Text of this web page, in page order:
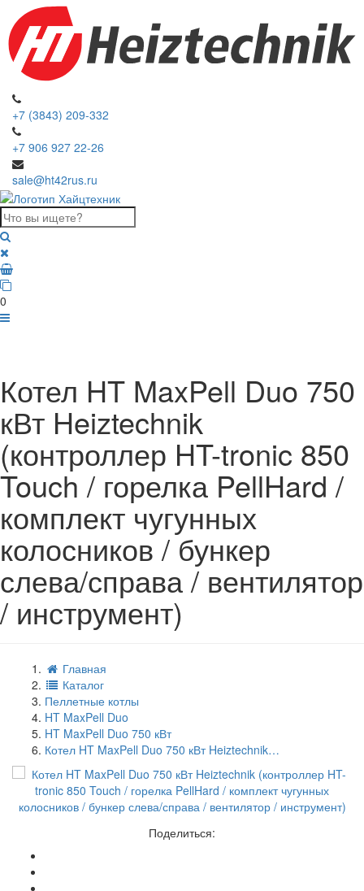
+7 (3843) 209-332
+7 906 927 22-26
sale@ht42rus.ru
0
Котел HT MaxPell Duo 750
кВт Heiztechnik
(контроллер HT-tronic 850
Touch / горелка PellHard /
комплект чугунных
колосников / бункер
слева/справа / вентилятор
/ инструмент)
Главная
Каталог
Пеллетные котлы
HT MaxPell Duo
HT MaxPell Duo 750 кВт
Котел HT MaxPell Duo 750 кВт Heiztechnik…
Поделиться: